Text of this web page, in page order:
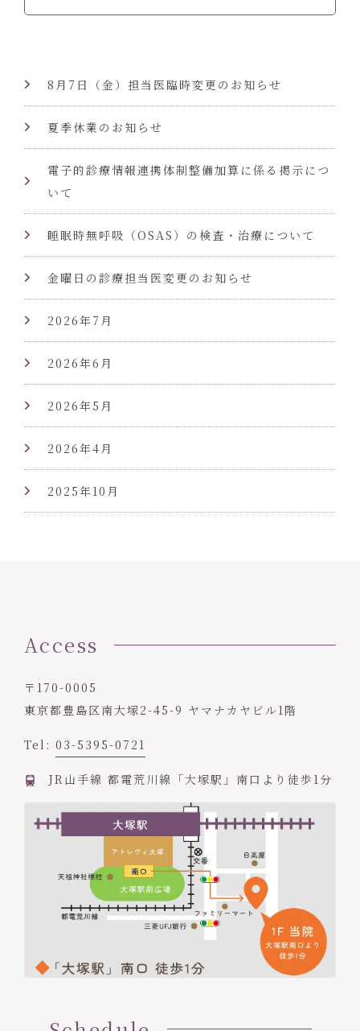
8月7日（金）担当医臨時変更のお知らせ
夏季休業のお知らせ
電子的診療情報連携体制整備加算に係る掲示につ
いて
睡眠時無呼吸（OSAS）の検査・治療について
金曜日の診療担当医変更のお知らせ
2026年7月
2026年6月
2026年5月
2026年4月
2025年10月
Access
〒170-0005
東京都豊島区南大塚2-45-9 ヤマナカヤビル1階
Tel: 03-5395-0721
JR山手線 都電荒川線「大塚駅」南口より徒歩1分